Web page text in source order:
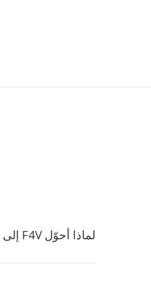
لماذا أحوّل F4V إلى MPG؟